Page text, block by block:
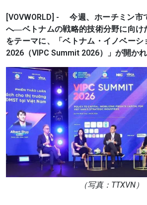
[VOVWORLD] - 今週、ホーチミン市
へ―ベトナムの戦略的技術分野に向け
をテーマに、「ベトナム・イノベーシ
2026（VIPC Summit 2026）」が開かれ
（写真：TTXVN）